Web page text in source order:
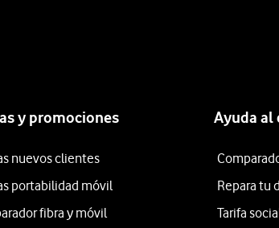
y promociones
nuevos clientes
portabilidad móvil
fibra y móvil
Ayuda al
Repara tu
Tarifa